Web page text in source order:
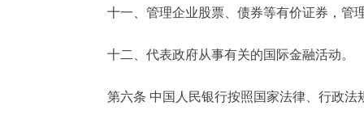
十一、管理企业股票、债券等有价证券，管
十二、代表政府从事有关的国际金融活动。
第六条 中国人民银行按照国家法律、行政法